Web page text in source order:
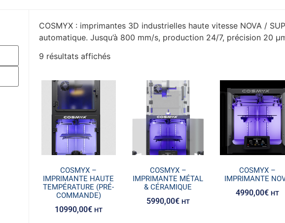
COSMYX : imprimantes 3D industrielles haute vitesse NOVA /
automatique. Jusqu’à 800 mm/s, production 24/7, précision 20
9 résultats affichés
COSMYX –
IMPRIMANTE HAUTE
TEMPÉRATURE (PRÉ-
COMMANDE)
10990,00€ HT
COSMYX –
IMPRIMANTE MÉTAL
& CÉRAMIQUE
5990,00€ HT
COSMYX –
IMPRIMANTE
4990,00€ HT